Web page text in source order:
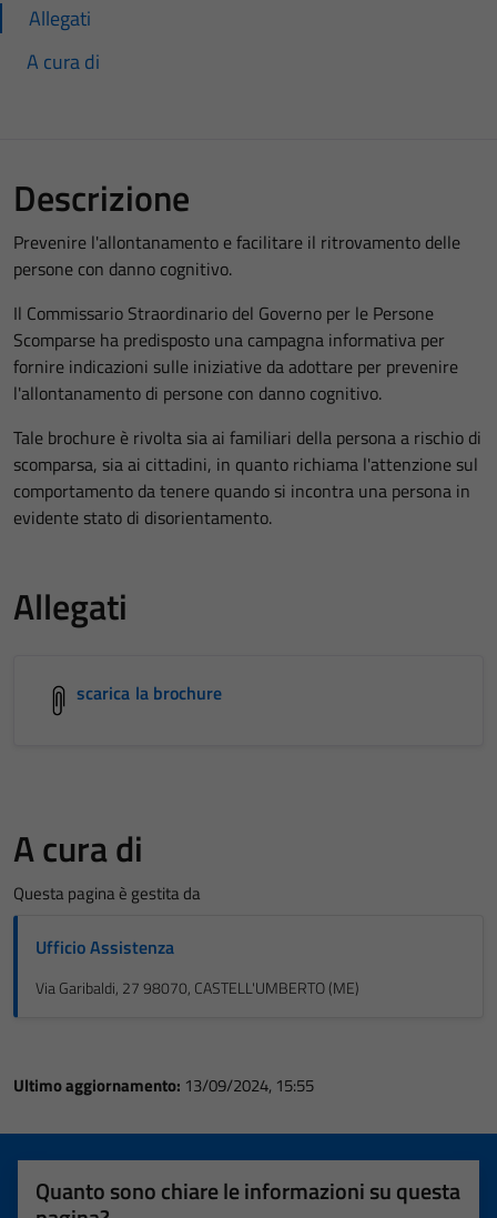
Allegati
A cura di
Descrizione
Prevenire l'allontanamento e facilitare il ritrovamento delle
persone con danno cognitivo.
Il Commissario Straordinario del Governo per le Persone
Scomparse ha predisposto una campagna informativa per
fornire indicazioni sulle iniziative da adottare per prevenire
l'allontanamento di persone con danno cognitivo.
Tale brochure è rivolta sia ai familiari della persona a rischio di
scomparsa, sia ai cittadini, in quanto richiama l'attenzione sul
comportamento da tenere quando si incontra una persona in
evidente stato di disorientamento.
Allegati
scarica la brochure
A cura di
Questa pagina è gestita da
Ufficio Assistenza
Via Garibaldi, 27 98070, CASTELL'UMBERTO (ME)
Ultimo aggiornamento: 13/09/2024, 15:55
Quanto sono chiare le informazioni su questa